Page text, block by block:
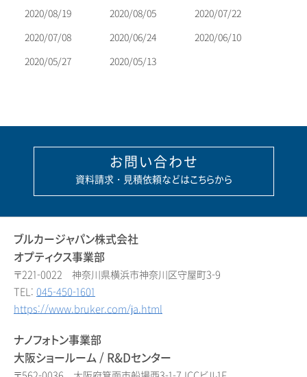
2020/08/19
2020/08/05
2020/07/22
2020/07/08
2020/06/24
2020/06/10
2020/05/27
2020/05/13
お問い合わせ
資料請求・見積依頼などはこちらから
ブルカージャパン株式会社
オプティクス事業部
〒221-0022 神奈川県横浜市神奈川区守屋町3-9
TEL: 045-450-1601
https://www.bruker.com/ja.html
ナノフォトン事業部
大阪ショールーム / R&Dセンター